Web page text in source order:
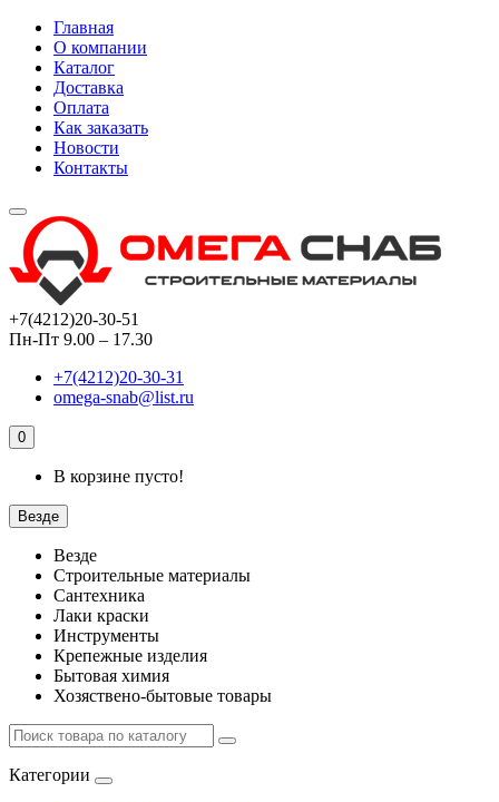
Главная
О компании
Каталог
Доставка
Оплата
Как заказать
Новости
Контакты
+7(4212)20-30-51
Пн-Пт 9.00 – 17.30
+7(4212)20-30-31
omega-snab@list.ru
0
В корзине пусто!
Везде
Везде
Строительные материалы
Сантехника
Лаки краски
Инструменты
Крепежные изделия
Бытовая химия
Хозяствено-бытовые товары
Категории